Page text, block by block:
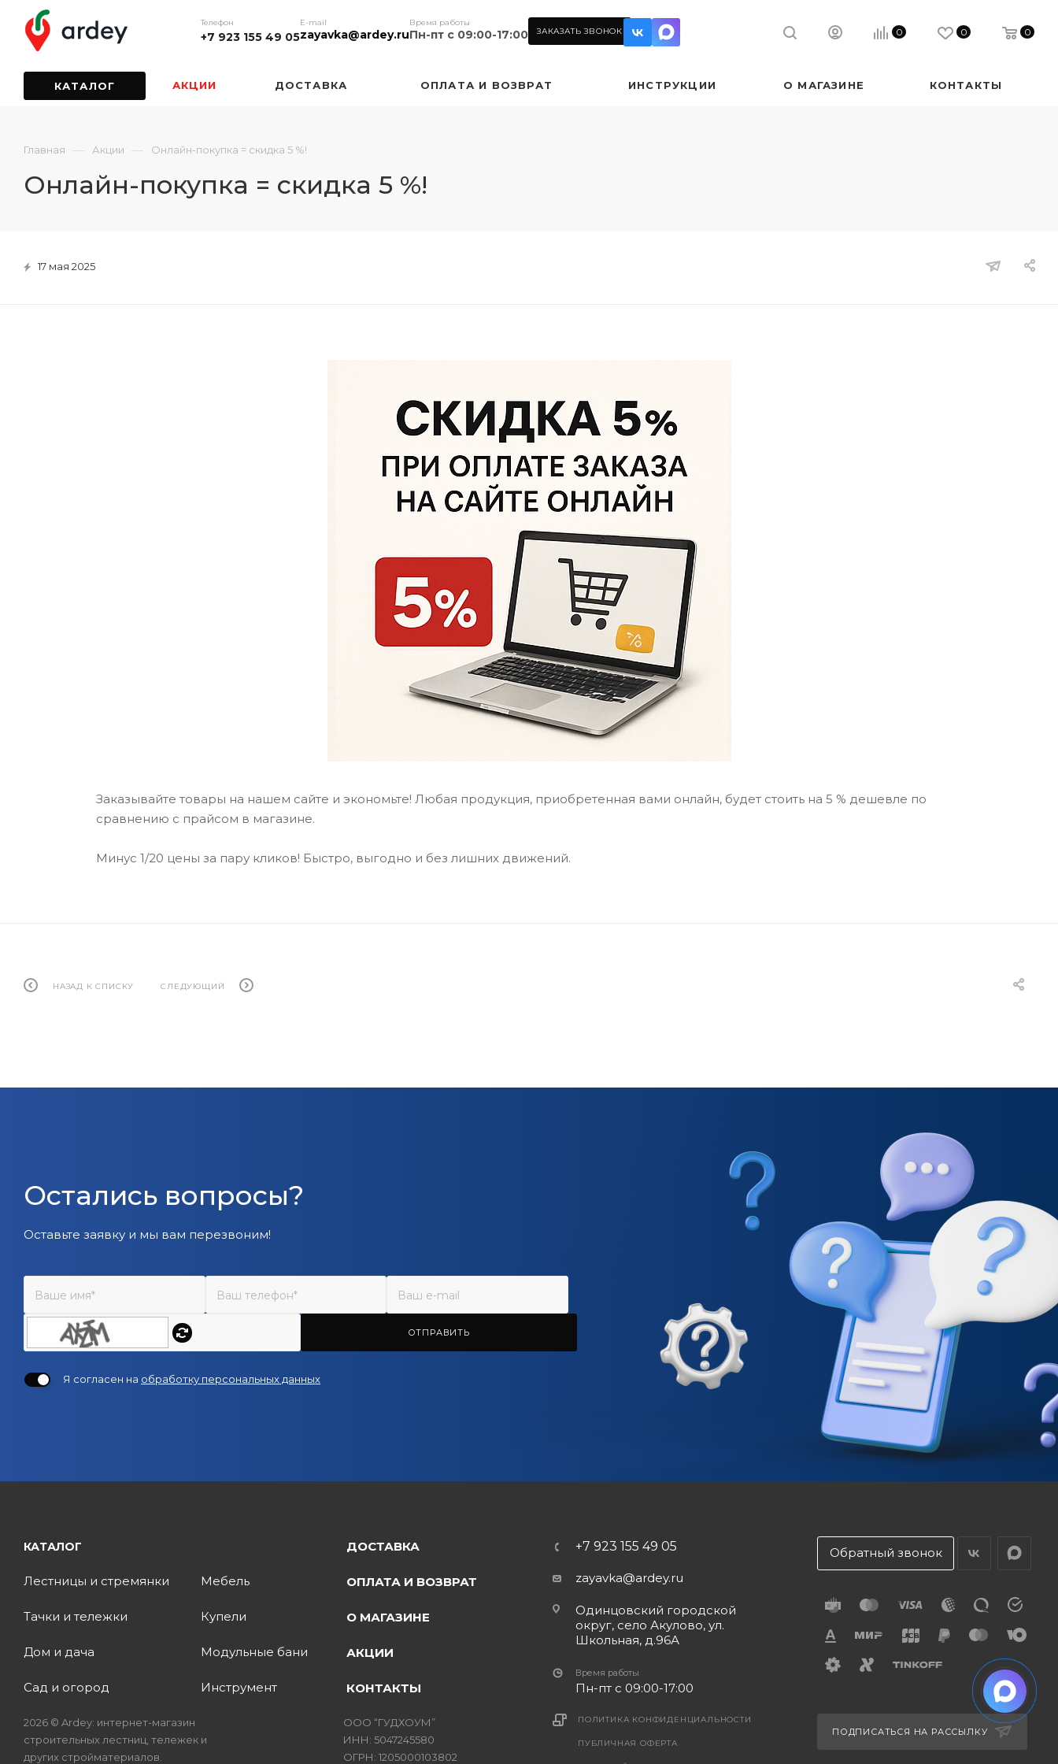
Телефон
+7 923 155 49 05
E-mail
zayavka@ardey.ru
Время работы
Пн-пт с 09:00-17:00 ЗАКАЗАТЬ ЗВОНОК 0 0 0
КАТАЛОГ АКЦИИ ДОСТАВКА ОПЛАТА И ВОЗВРАТ ИНСТРУКЦИИ О МАГАЗИНЕ КОНТАКТЫ
Главная — Акции — Онлайн-покупка = скидка 5 %!
Онлайн-покупка = скидка 5 %!
17 мая 2025
Заказывайте товары на нашем сайте и экономьте! Любая продукция, приобретенная вами онлайн, будет стоить на 5 % дешевле по
сравнению с прайсом в магазине.
Минус 1/20 цены за пару кликов! Быстро, выгодно и без лишних движений.
НАЗАД К СПИСКУ СЛЕДУЮЩИЙ
Остались вопросы?
Оставьте заявку и мы вам перезвоним!
ОТПРАВИТЬ
Я согласен на обработку персональных данных
КАТАЛОГ
Лестницы и стремянки
Тачки и тележки
Дом и дача
Сад и огород
Мебель
Купели
Модульные бани
Инструмент
ДОСТАВКА
ОПЛАТА И ВОЗВРАТ
О МАГАЗИНЕ
АКЦИИ
КОНТАКТЫ
+7 923 155 49 05
zayavka@ardey.ru
Одинцовский городской
округ, село Акулово, ул.
Школьная, д.96А
Время работы
Пн-пт с 09:00-17:00
Обратный звонок
2026 © Ardey: интернет-магазин
строительных лестниц, тележек и
других стройматериалов.
ООО “ГУДХОУМ”
ИНН: 5047245580
ОГРН: 1205000103802
ПОЛИТИКА КОНФИДЕНЦИАЛЬНОСТИ
ПУБЛИЧНАЯ ОФЕРТА
ПОДПИСАТЬСЯ НА РАССЫЛКУ